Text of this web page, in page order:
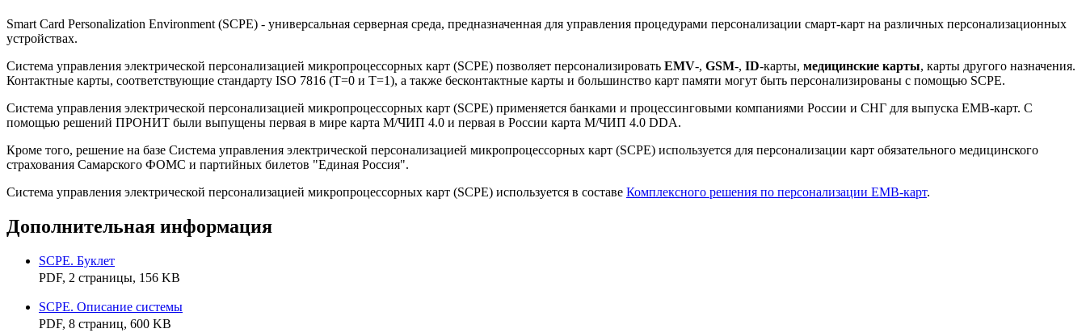
Smart Card Personalization Environment (SCPE) - универсальная серверная среда, предназначенная для управления процедурами персонализации смарт-карт на различных персонализационных
устройствах.
Система управления электрической персонализацией микропроцессорных карт (SCPE) позволяет персонализировать EMV-, GSM-, ID-карты, медицинские карты, карты другого назначения.
Контактные карты, соответствующие стандарту ISO 7816 (T=0 и T=1), а также бесконтактные карты и большинство карт памяти могут быть персонализированы с помощью SCPE.
Система управления электрической персонализацией микропроцессорных карт (SCPE) применяется банками и процессинговыми компаниями России и СНГ для выпуска ЕМВ-карт. С
помощью решений ПРОНИТ были выпущены первая в мире карта М/ЧИП 4.0 и первая в России карта М/ЧИП 4.0 DDA.
Кроме того, решение на базе Система управления электрической персонализацией микропроцессорных карт (SCPE) используется для персонализации карт обязательного медицинского
страхования Самарского ФОМС и партийных билетов "Единая Россия".
Система управления электрической персонализацией микропроцессорных карт (SCPE) используется в составе Комплексного решения по персонализации ЕМВ-карт.
Дополнительная информация
SCPE. Буклет
PDF, 2 страницы, 156 KB
SCPE. Описание системы
PDF, 8 страниц, 600 KB